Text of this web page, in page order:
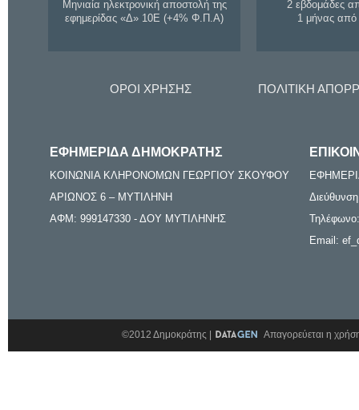
Μηνιαία ηλεκτρονική αποστολή της
εφημερίδας «Δ» 10Ε (+4% Φ.Π.Α)
2 εβδομάδες
1 μήνας
ΟΡΟΙ ΧΡΗΣΗΣ ΠΟΛΙΤΙΚΗ
ΕΦΗΜΕΡΙΔΑ ΔΗΜΟΚΡΑΤΗΣ
ΚΟΙΝΩΝΙΑ ΚΛΗΡΟΝΟΜΩΝ ΓΕΩΡΓΙΟΥ ΣΚΟΥΦΟΥ
ΑΡΙΩΝΟΣ 6 – ΜΥΤΙΛΗΝΗ
ΑΦΜ: 999147330 - ΔΟΥ ΜΥΤΙΛΗΝΗΣ
Email:
©2012 Δημοκράτης | Απαγορεύεται η